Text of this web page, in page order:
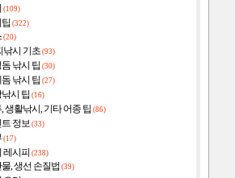
(109)
팁(322)
(20)
낚시 기초(93)
낚시 팁 (30)
낚시 팁 (27)
시 팁 (16)
생활낚시, 기타 어종 팁 (86)
정보 (33)
(17)
레시피 (238)
, 생선 손질법 (39)